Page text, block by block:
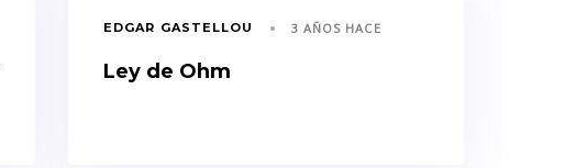
EDGAR GASTELLOU 3 AÑOS HACE
Ley de Ohm